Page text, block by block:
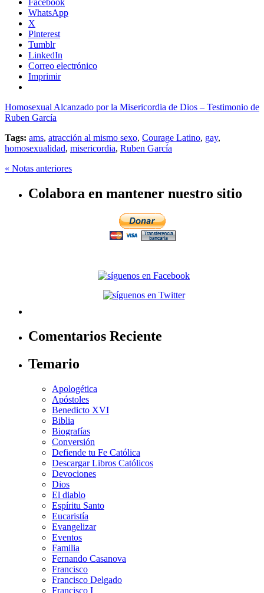
WhatsApp
X
Pinterest
Tumblr
LinkedIn
Correo electrónico
Imprimir
Homosexual Alcanzado por la Misericordia de Dios – Testimonio de
Ruben García
Tags: ams, atracción al mismo sexo, Courage Latino, gay,
homosexualidad, misericordia, Ruben García
« Notas anteriores
Colabora en mantener nuestro sitio
Comentarios Reciente
Temario
Apologética
Apóstoles
Benedicto XVI
Biblia
Biografías
Conversión
Defiende tu Fe Católica
Descargar Libros Católicos
Devociones
Dios
El diablo
Espíritu Santo
Eucaristía
Evangelizar
Eventos
Familia
Fernando Casanova
Francisco
Francisco Delgado
Francisco I